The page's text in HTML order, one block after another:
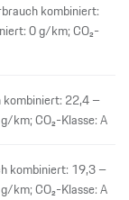
kombiniert:
0 g/km; CO₂-
22,4 –
km; CO₂-Klasse: A
kombiniert: 19,3 –
km; CO₂-Klasse: A